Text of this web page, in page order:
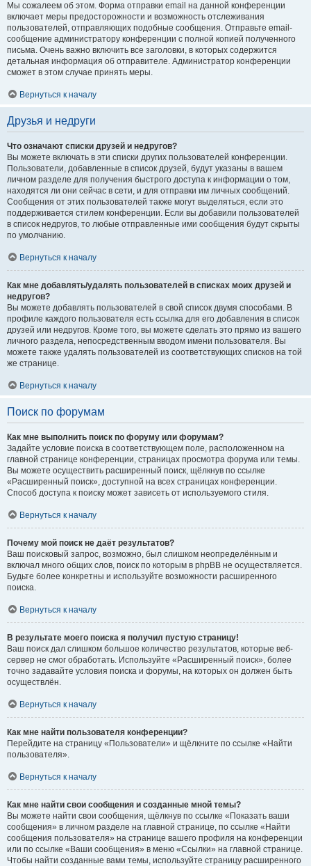
Мы сожалеем об этом. Форма отправки email на данной конференции
включает меры предосторожности и возможность отслеживания
пользователей, отправляющих подобные сообщения. Отправьте email-
сообщение администратору конференции с полной копией полученного
письма. Очень важно включить все заголовки, в которых содержится
детальная информация об отправителе. Администратор конференции
сможет в этом случае принять меры.
Вернуться к началу
Друзья и недруги
Что означают списки друзей и недругов?
Вы можете включать в эти списки других пользователей конференции.
Пользователи, добавленные в список друзей, будут указаны в вашем
личном разделе для получения быстрого доступа к информации о том,
находятся ли они сейчас в сети, и для отправки им личных сообщений.
Сообщения от этих пользователей также могут выделяться, если это
поддерживается стилем конференции. Если вы добавили пользователей
в список недругов, то любые отправленные ими сообщения будут скрыты
по умолчанию.
Вернуться к началу
Как мне добавлять/удалять пользователей в списках моих друзей и
недругов?
Вы можете добавлять пользователей в свой список двумя способами. В
профиле каждого пользователя есть ссылка для его добавления в список
друзей или недругов. Кроме того, вы можете сделать это прямо из вашего
личного раздела, непосредственным вводом имени пользователя. Вы
можете также удалять пользователей из соответствующих списков на той
же странице.
Вернуться к началу
Поиск по форумам
Как мне выполнить поиск по форуму или форумам?
Задайте условие поиска в соответствующем поле, расположенном на
главной странице конференции, страницах просмотра форума или темы.
Вы можете осуществить расширенный поиск, щёлкнув по ссылке
«Расширенный поиск», доступной на всех страницах конференции.
Способ доступа к поиску может зависеть от используемого стиля.
Вернуться к началу
Почему мой поиск не даёт результатов?
Ваш поисковый запрос, возможно, был слишком неопределённым и
включал много общих слов, поиск по которым в phpBB не осуществляется.
Будьте более конкретны и используйте возможности расширенного
поиска.
Вернуться к началу
В результате моего поиска я получил пустую страницу!
Ваш поиск дал слишком большое количество результатов, которые веб-
сервер не смог обработать. Используйте «Расширенный поиск», более
точно задавайте условия поиска и форумы, на которых он должен быть
осуществлён.
Вернуться к началу
Как мне найти пользователя конференции?
Перейдите на страницу «Пользователи» и щёлкните по ссылке «Найти
пользователя».
Вернуться к началу
Как мне найти свои сообщения и созданные мной темы?
Вы можете найти свои сообщения, щёлкнув по ссылке «Показать ваши
сообщения» в личном разделе на главной странице, по ссылке «Найти
сообщения пользователя» на странице вашего профиля на конференции
или по ссылке «Ваши сообщения» в меню «Ссылки» на главной странице.
Чтобы найти созданные вами темы, используйте страницу расширенного